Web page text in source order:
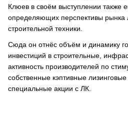
Клюев в своём выступлении также
определяющих перспективы рынка
строительной техники.
Сюда он отнёс объём и динамику
инвестиций в строительные,
активность производителей по
собственные кэптивные
специальные акции с ЛК.